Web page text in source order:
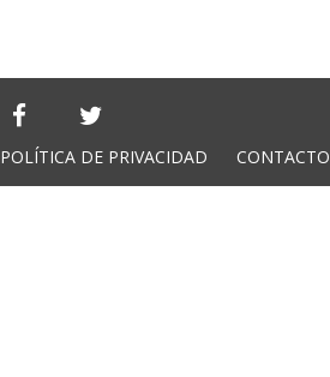
POLÍTICA DE PRIVACIDAD CONTACTO